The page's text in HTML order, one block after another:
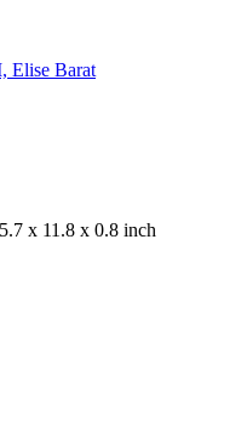
x 11.8 x 0.8 inch